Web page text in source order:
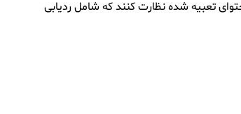
تعبیه شده نظارت کنند که شامل ردیابی